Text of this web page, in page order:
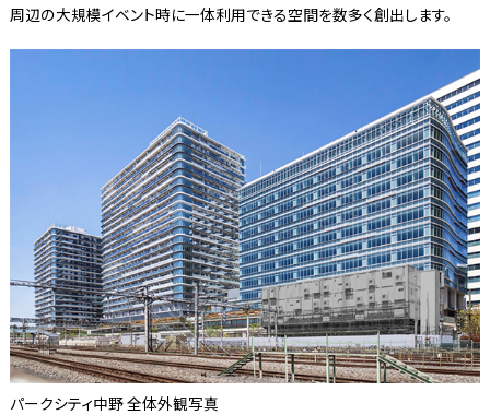
周辺の大規模イベント時に一体利用できる空間を数多く創出します。
パークシティ中野 全体外観写真